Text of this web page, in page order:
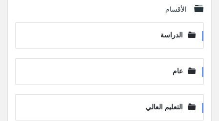
الأقسام
الدراسة
عام
التعليم العالي